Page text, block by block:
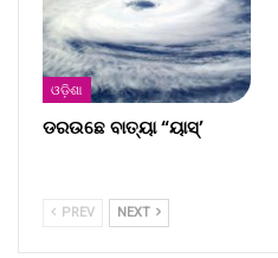
ଓଡ଼ିଶା
ଡରଉଛେ ବାତ୍ୟା “ୟାସ୍‌’
PREV NEXT